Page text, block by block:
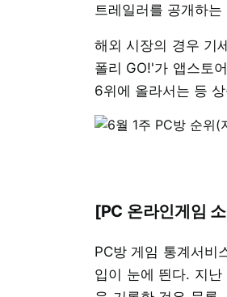
트레일러를 공개하
해외 시장의 경우 기
폴리 GO!'가 앱스토
6위에 올라서는 등
[PC 온라인게임
PC방 게임 통계서비
입이 눈에 띈다. 지